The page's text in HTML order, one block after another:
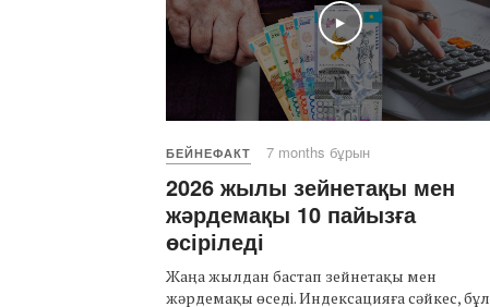
Play
БЕЙНЕФАКТ 7 months бұрын
2026 жылы зейнетақы мен
жәрдемақы 10 пайызға
өсіріледі
Жаңа жылдан бастап зейнетақы мен
жәрдемақы өседі. Индексацияға сәйкес, бұл